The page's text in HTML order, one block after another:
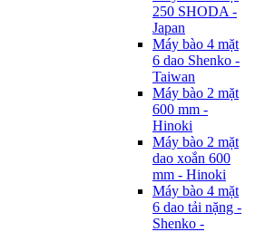
250 SHODA -
Japan
Máy bào 4 mặt
6 dao Shenko -
Taiwan
Máy bào 2 mặt
600 mm -
Hinoki
Máy bào 2 mặt
dao xoắn 600
mm - Hinoki
Máy bào 4 mặt
6 dao tải nặng -
Shenko -